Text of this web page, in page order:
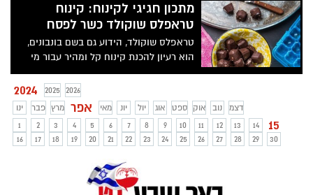
מתכון חגיגי לקינוח: קינוח
טראפלס שוקולד כשר לפסח
טראפלס שוקולד, הידוע גם בשם בונבונים,
הוא רעיון להכנת קינוח קל ומהיר עבור מי
שמארח במהלך ימי הפסח, עם מנה אחרונה
מרשימה, חגיגית, טעימה, יפה וכמובן מתאימה
לפסח.
2024 2025
2026
ינו
פבר מרץ אפר מאי יונ יול אוג ספט אוק נוב
דצמ
1
2 3 4 5 6 7 8 9 10 11 12 13 14 15
16 17 18 19 20 21 22 23 24 25 26 27 28 29 30